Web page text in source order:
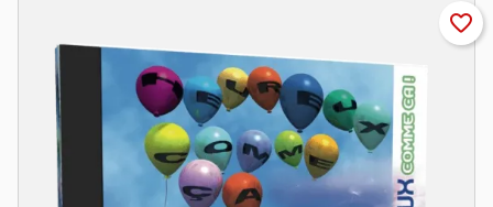
favorite_border